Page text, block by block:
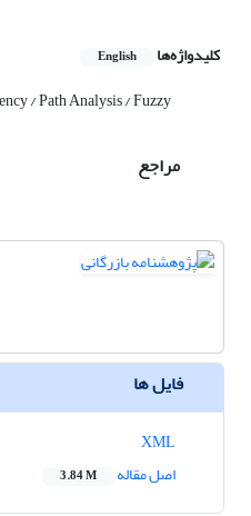
کلیدواژه‌ها English
/ Path Analysis / Fuzzy
مراجع
فایل ها
اصل مقاله
3.84 M